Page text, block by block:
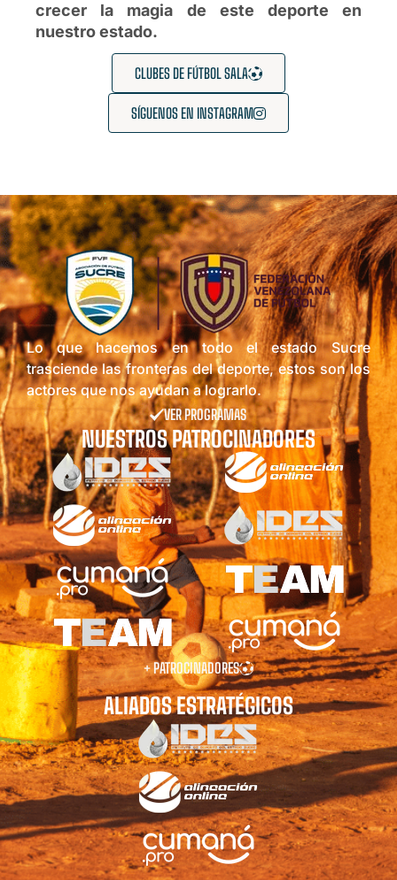
crecer la magia de este deporte en
nuestro estado.
CLUBES DE FÚTBOL SALA
SÍGUENOS EN INSTAGRAM
Lo que hacemos en todo el estado Sucre
trasciende las fronteras del deporte, estos son los
actores que nos ayudan a lograrlo.
VER PROGRAMAS
NUESTROS PATROCINADORES
+ PATROCINADORES
ALIADOS ESTRATÉGICOS